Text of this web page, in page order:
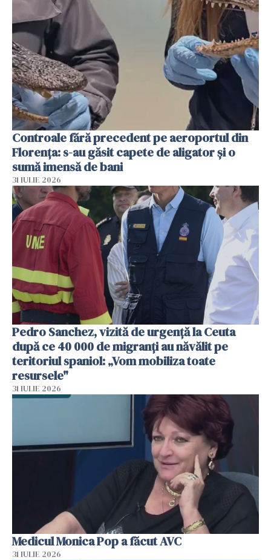
Controale fără precedent pe aeroportul din
Florența: s-au găsit capete de aligator și o
sumă imensă de bani
31 IULIE 2026
Pedro Sanchez, vizită de urgență la Ceuta
după ce 40 000 de migranți au năvălit pe
teritoriul spaniol: „Vom mobiliza toate
resursele"
31 IULIE 2026
Medicul Monica Pop a făcut AVC
31 IULIE 2026